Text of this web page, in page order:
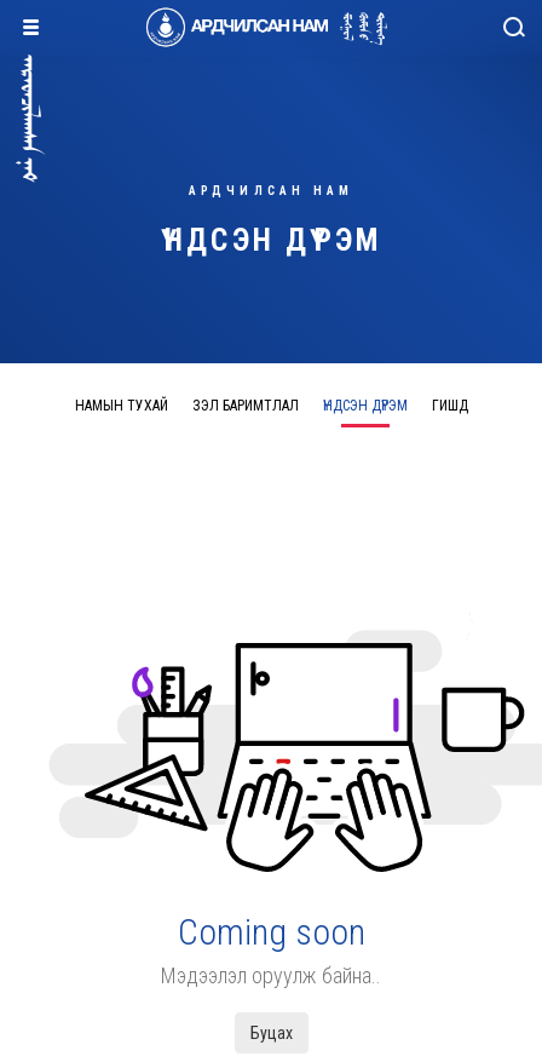
АРДЧИЛСАН НАМ
ҮНДСЭН ДҮРЭМ
НАМЫН ТУХАЙ ҮЗЭЛ БАРИМТЛАЛ ҮНДСЭН ДҮРЭМ ГИШҮҮД
Coming soon
Мэдээлэл оруулж байна..
Буцах